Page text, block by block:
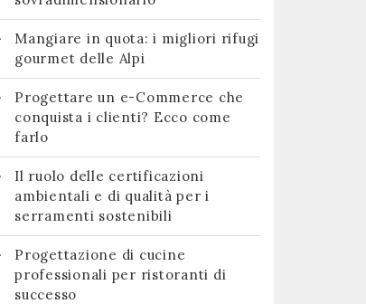
Mangiare in quota: i migliori rifugi
gourmet delle Alpi
Progettare un e-Commerce che
conquista i clienti? Ecco come
farlo
Il ruolo delle certificazioni
ambientali e di qualità per i
serramenti sostenibili
Progettazione di cucine
professionali per ristoranti di
successo